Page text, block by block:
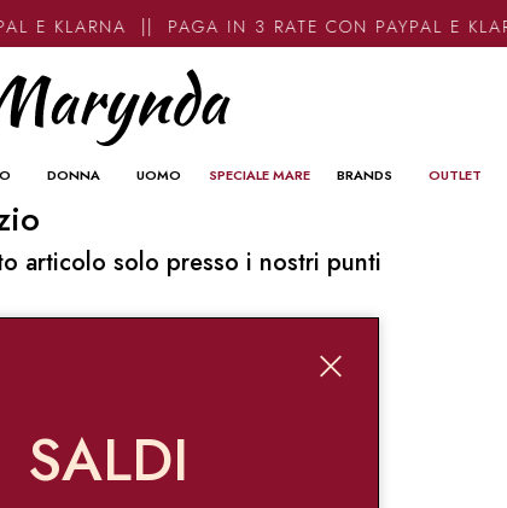
E KLARNA || PAGA IN 3 RATE CON PAYPAL E
DONNA UOMO SPECIALE MARE BRANDS OUTLET
articolo solo presso i nostri punti
SALDI